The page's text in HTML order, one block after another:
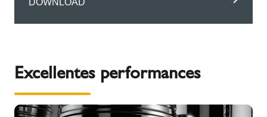
DOWNLOAD
Excellentes performances